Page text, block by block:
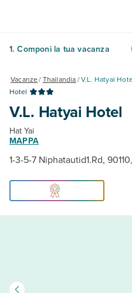
1. Componi la tua vacanza
Vacanze/Thailandia/V.L. Hatyai
Hotel
V.L. Hatyai Hotel
Hat Yai
MAPPA
1-3-5-7 Niphatautid1.Rd,